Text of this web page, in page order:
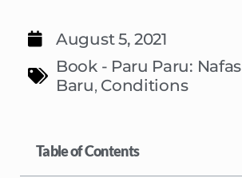
August 5, 2021
Book - Paru Paru: Nafas
Baru, Conditions
Table of Contents